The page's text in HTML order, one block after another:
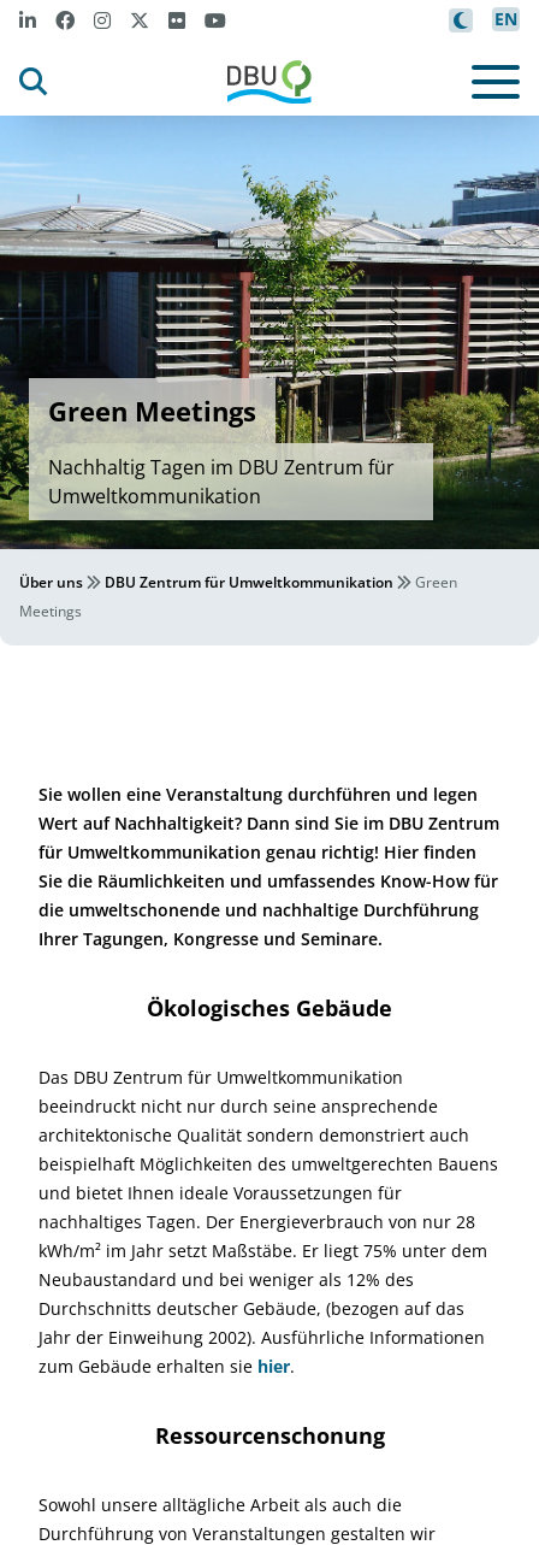
EN
Green Meetings
Nachhaltig Tagen im DBU Zentrum für
Umweltkommunikation
Über uns DBU Zentrum für Umweltkommunikation
Green
Meetings
Sie wollen eine Veranstaltung durchführen und legen
Wert auf Nachhaltigkeit? Dann sind Sie im DBU Zentrum
für Umweltkommunikation genau richtig! Hier finden
Sie die Räumlichkeiten und umfassendes Know-How für
die umweltschonende und nachhaltige Durchführung
Ihrer Tagungen, Kongresse und Seminare.
Ökologisches Gebäude
Das DBU Zentrum für Umweltkommunikation
beeindruckt nicht nur durch seine ansprechende
architektonische Qualität sondern demonstriert auch
beispielhaft Möglichkeiten des umweltgerechten Bauens
und bietet Ihnen ideale Voraussetzungen für
nachhaltiges Tagen. Der Energieverbrauch von nur 28
kWh/m² im Jahr setzt Maßstäbe. Er liegt 75% unter dem
Neubaustandard und bei weniger als 12% des
Durchschnitts deutscher Gebäude, (bezogen auf das
Jahr der Einweihung 2002). Ausführliche Informationen
zum Gebäude erhalten sie hier.
Ressourcenschonung
Sowohl unsere alltägliche Arbeit als auch die
Durchführung von Veranstaltungen gestalten wir